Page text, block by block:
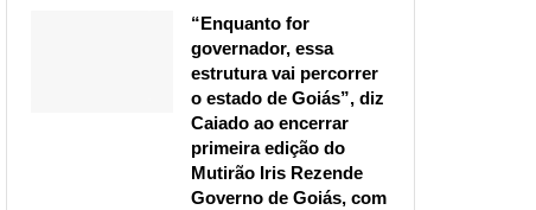
“Enquanto for
governador, essa
estrutura vai percorrer
o estado de Goiás”, diz
Caiado ao encerrar
primeira edição do
Mutirão Iris Rezende
Governo de Goiás, com